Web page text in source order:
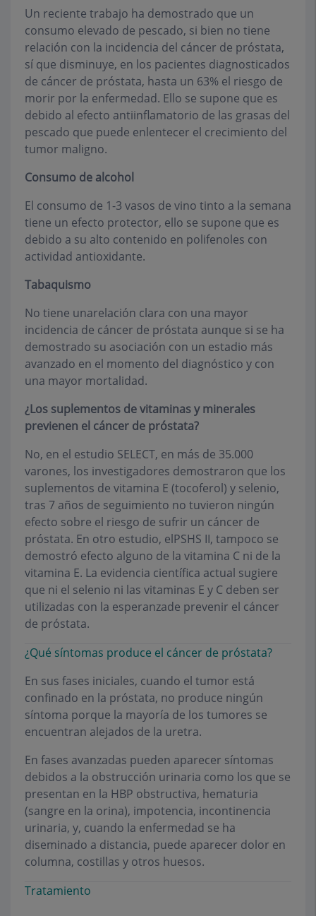
Un reciente trabajo ha demostrado que un
consumo elevado de pescado, si bien no tiene
relación con la incidencia del cáncer de próstata,
sí que disminuye, en los pacientes diagnosticados
de cáncer de próstata, hasta un 63% el riesgo de
morir por la enfermedad. Ello se supone que es
debido al efecto antiinflamatorio de las grasas del
pescado que puede enlentecer el crecimiento del
tumor maligno.
Consumo de alcohol
El consumo de 1-3 vasos de vino tinto a la semana
tiene un efecto protector, ello se supone que es
debido a su alto contenido en polifenoles con
actividad antioxidante.
Tabaquismo
No tiene unarelación clara con una mayor
incidencia de cáncer de próstata aunque si se ha
demostrado su asociación con un estadio más
avanzado en el momento del diagnóstico y con
una mayor mortalidad.
¿Los suplementos de vitaminas y minerales
previenen el cáncer de próstata?
No, en el estudio SELECT, en más de 35.000
varones, los investigadores demostraron que los
suplementos de vitamina E (tocoferol) y selenio,
tras 7 años de seguimiento no tuvieron ningún
efecto sobre el riesgo de sufrir un cáncer de
próstata. En otro estudio, elPSHS II, tampoco se
demostró efecto alguno de la vitamina C ni de la
vitamina E. La evidencia científica actual sugiere
que ni el selenio ni las vitaminas E y C deben ser
utilizadas con la esperanzade prevenir el cáncer
de próstata.
¿Qué síntomas produce el cáncer de próstata?
En sus fases iniciales, cuando el tumor está
confinado en la próstata, no produce ningún
síntoma porque la mayoría de los tumores se
encuentran alejados de la uretra.
En fases avanzadas pueden aparecer síntomas
debidos a la obstrucción urinaria como los que se
presentan en la HBP obstructiva, hematuria
(sangre en la orina), impotencia, incontinencia
urinaria, y, cuando la enfermedad se ha
diseminado a distancia, puede aparecer dolor en
columna, costillas y otros huesos.
Tratamiento